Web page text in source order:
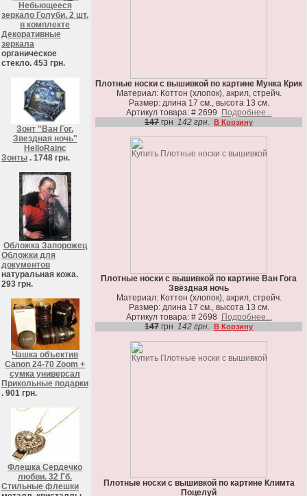
Небьющееся
зеркало Голуби. 2 шт.
в комплекте
Декоративные
зеркала
органическое
стекло. 453 грн.
Зонт "Ван Гог.
Звездная ночь"
HelloRainc
Зонты . 1748 грн.
Обложка Запорожец
Обложки для
документов
натуральная кожа.
293 грн.
Чашка объектив
Canon 24-70 Zoom +
сумка универсал
Прикольные подарки
. 901 грн.
Флешка Сердечко
любви. 32 Гб.
Стильные флешки
Плотные носки с вышивкой по картине Мунка Крик
Материал: Коттон (хлопок), акрил, стрейч.
Размер: длина 17 см., высота 13 см.
Артикул товара: # 2699
Подробнее...
147 грн 142 грн. В Корзину
Плотные носки с вышивкой по картине Ван Гога
Звёздная ночь
Материал: Коттон (хлопок), акрил, стрейч.
Размер: длина 17 см., высота 13 см.
Артикул товара: # 2698
Подробнее...
147 грн 142 грн. В Корзину
Плотные носки с вышивкой по картине Климта
Поцелуй